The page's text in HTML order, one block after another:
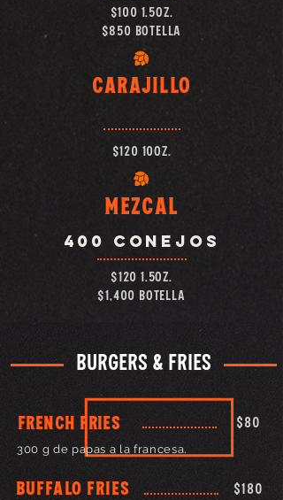
$100 1.5OZ.
$850 BOTELLA
CARAJILLO
$120 10oz.
MEZCAL
400 CONEJOS
$120 1.5OZ.
$1,400 BOTELLA
BURGERS & FRIES
FRENCH FRIES $80
300 g de papas a la francesa.
buffalo fries $180